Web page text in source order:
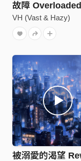
故障 Overloaded
VH (Vast & Hazy)